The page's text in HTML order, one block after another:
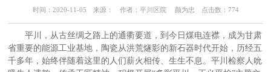
时间：2020-11-05 来源： 作者：平川区院 颜为忠 点击数： 774
平川，从古丝绸之路上的通衢要道，到今日煤电连襟，成为甘肃
省重要的能源工业基地，陶瓷从洪荒燧影的新石器时代开始，历经五
千多年，始终伴随着这里的人们薪火相传、生生不息。平川检察人吮